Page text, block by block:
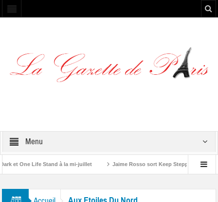
Menu
et One Life Stand à la mi-juillet Jaime Rosso sort Keep Stepping, son